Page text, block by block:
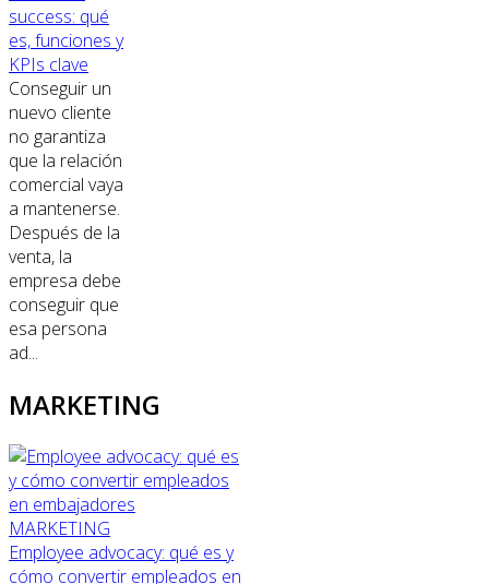
success: qué
es, funciones y
KPIs clave
Conseguir un
nuevo cliente
no garantiza
que la relación
comercial vaya
a mantenerse.
Después de la
venta, la
empresa debe
conseguir que
esa persona
ad...
MARKETING
MARKETING
Employee advocacy: qué es y
cómo convertir empleados en